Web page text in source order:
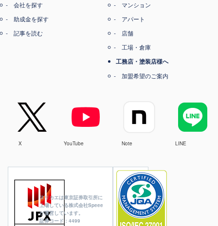
ヌリカエは東京証券取引所に
上場している株式会社Speee
が運営しています。
証券コード：4499
会社を探す
助成金を探す
記事を読む
マンション
アパート
店舗
工場・倉庫
工務店・塗装店様へ
加盟希望のご案内
X YouTube Note LINE